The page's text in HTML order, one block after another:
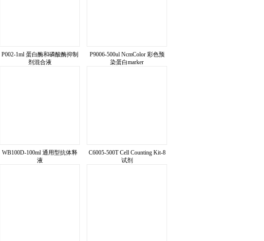
P002-1ml 蛋白酶和磷酸酶抑制
剂混合液
P9006-500ul NcmColor 彩色预
染蛋白marker
WB100D-100ml 通用型抗体释
液
C6005-500T Cell Counting Kit-8
试剂